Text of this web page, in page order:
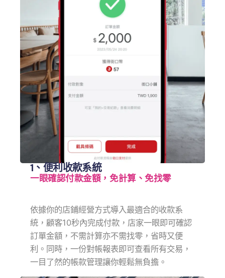
1、便利收款系統
一眼確認付款金額，免計算、免找零
依據你的店鋪經營方式導入最適合的收款系
統，顧客10秒內完成付款，店家一眼即可確認
訂單金額，不需計算亦不需找零，省時又便
利。同時，一份對帳報表即可查看所有交易，
一目了然的帳款管理讓你輕鬆無負擔。